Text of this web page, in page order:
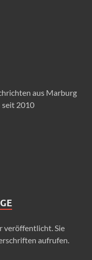
aus Marburg
seit 2010
veröffentlicht. Sie
aufrufen.